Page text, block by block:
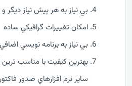
بي نياز به هر پيش نياز ديگر
امکان تغييرات گرافيکي ساده
بي نياز به برنامه نويسي
بهترين کيفيت با مناسب
ساير نرم افزارهاي صدور